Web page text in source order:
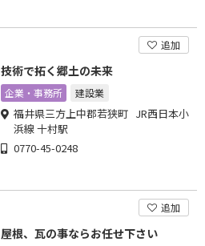
追加
技術で拓く郷土の未来
企業・事務所 建設業
福井県三方上中郡若狭町 JR西日本小
浜線 十村駅
0770-45-0248
追加
屋根、瓦の事ならお任せ下さい